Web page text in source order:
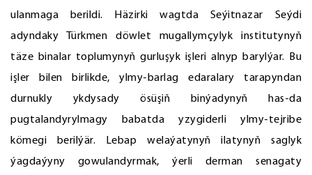
ulanmaga berildi. Häzirki wagtda Seýitnazar Seýdi
adyndaky Türkmen döwlet mugallymçylyk institutynyň
täze binalar toplumynyň gurluşyk işleri alnyp barylýar. Bu
işler bilen birlikde, ylmy-barlag edaralary tarapyndan
durnukly ykdysady ösüşiň binýadynyň has-da
pugtalandyrylmagy babatda yzygiderli ylmy-tejribe
kömegi berilýär. Lebap welaýatynyň ilatynyň saglyk
ýagdaýyny gowulandyrmak, ýerli derman senagaty